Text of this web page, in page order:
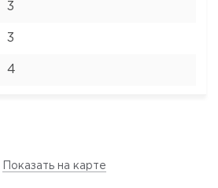
3
3
4
Показать на карте